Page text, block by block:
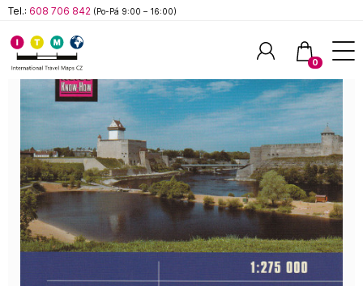
Tel.: 608 706 842 (Po-Pá 9:00 – 16:00)
0
Hledat